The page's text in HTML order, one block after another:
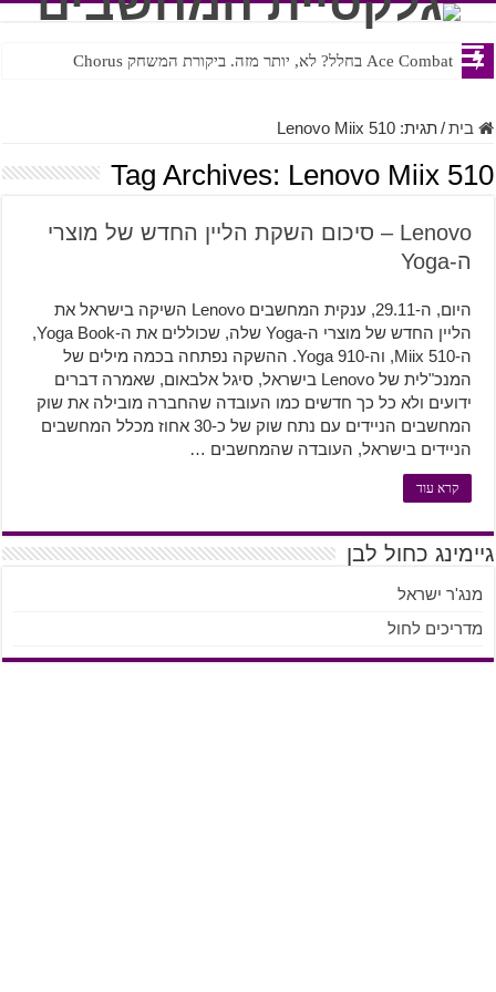
Ace Combat בחלל? לא, יותר מזה. ביקורת המשחק Chorus
Steven Universe והשירים שתורגמו בצורה נוראית לעברית
בית/תגית:Lenovo Miix 510
Tag Archives: Lenovo Miix 510
Lenovo – סיכום השקת הליין החדש של מוצרי
ה-Yoga
היום, ה-29.11, ענקית המחשבים Lenovo השיקה בישראל את
הליין החדש של מוצרי ה-Yoga שלה, שכוללים את ה-Yoga Book,
ה-Miix 510, וה-Yoga 910. ההשקה נפתחה בכמה מילים של
המנכ"לית של Lenovo בישראל, סיגל אלבאום, שאמרה דברים
ידועים ולא כל כך חדשים כמו העובדה שהחברה מובילה את שוק
המחשבים הניידים עם נתח שוק של כ-30 אחוז מכלל המחשבים
הניידים בישראל, העובדה שהמחשבים …
קרא עוד
גיימינג כחול לבן
מנג'ר ישראל
מדריכים לחול